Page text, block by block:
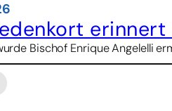
Bischof Enrique Angelelli